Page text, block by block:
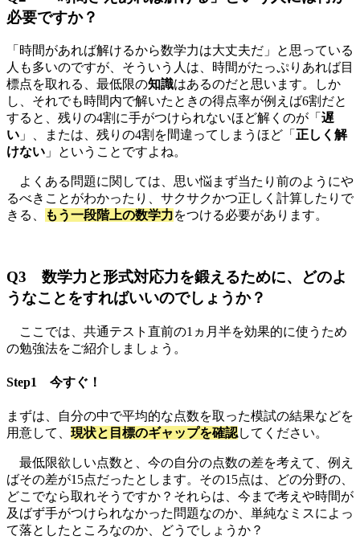
必要ですか？
「時間があれば解けるから数学力は大丈夫だ」と思っている
人も多いのですが、そういう人は、時間がたっぷりあれば目
標点を取れる、最低限の知識はあるのだと思います。しか
し、それでも時間内で解いたときの得点率が例えば6割だと
すると、残りの4割に手がつけられないほど解くのが「 遅
い 」、または、残りの4割を間違ってしまうほど「 正しく解
けない 」ということですよね。
よくある問題に関しては、思い悩まず当たり前のようにや
るべきことがわかったり、サクサクかつ正しく計算したりで
きる、
もう一段階上の数学力をつける必要があります。
Q3 数学力と形式対応力を鍛えるために、どのよ
うなことをすればいいのでしょうか？
ここでは、共通テスト直前の1ヵ月半を効果的に使うため
の勉強法をご紹介しましょう。
Step1 今すぐ！
まずは、自分の中で平均的な点数を取った模試の結果などを
用意して、 現状と目標のギャップを確認してください。
最低限欲しい点数と、今の自分の点数の差を考えて、例え
ばその差が15点だったとします。その15点は、どの分野の、
どこでなら取れそうですか？それらは、今まで考えや時間が
及ばず手がつけられなかった問題なのか、単純なミスによっ
て落としたところなのか、どうでしょうか？